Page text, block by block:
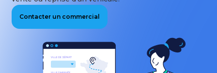
Contacter un commercial